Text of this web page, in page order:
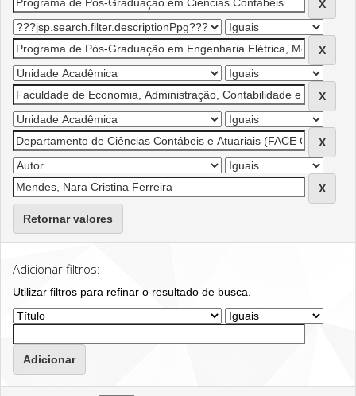
Retornar valores
Adicionar filtros:
Utilizar filtros para refinar o resultado de busca.